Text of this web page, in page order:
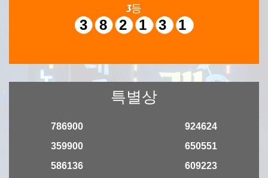
3등
382131
특별상
786900
359900
586136
924624
650551
609223